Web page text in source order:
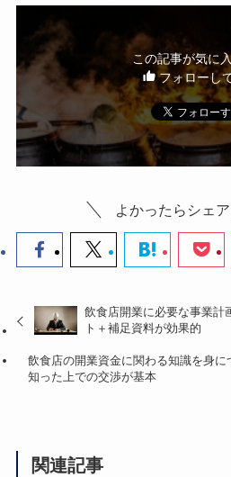
この記事が気に
フォローし
よかったらシェア
飲食店開業に必要な事業計
ト＋補足資料が効果的
飲食店の開業資金に関わる知識を身に
知った上での交渉が基本
関連記事